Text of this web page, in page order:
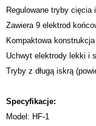
Regulowane tryby cięcia
Zawiera 9 elektrod
Kompaktowa
Uchwyt elektrody lekki i
Tryby z długą iskrą
Specyfikacje:
Model: HF‑1